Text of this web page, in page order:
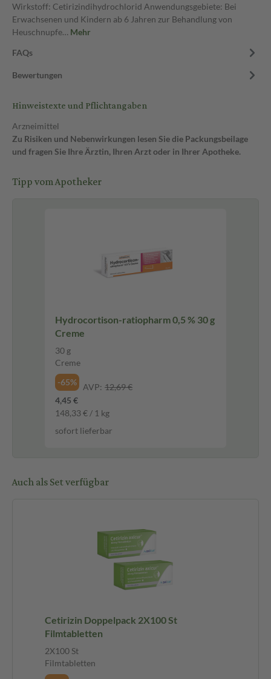
Wirkstoff: Cetirizindihydrochlorid Anwendungsgebiete: Bei
Erwachsenen und Kindern ab 6 Jahren zur Behandlung von
Heuschnupfe… Mehr
FAQs
Bewertungen
Hinweistexte und Pflichtangaben
Arzneimittel
Zu Risiken und Nebenwirkungen lesen Sie die Packungsbeilage
und fragen Sie Ihre Ärztin, Ihren Arzt oder in Ihrer Apotheke.
Tipp vom Apotheker
Hydrocortison-ratiopharm 0,5 % 30 g
Creme
30 g
Creme
-65%
AVP: 12,69 €
4,45 €
148,33 € / 1 kg
sofort lieferbar
Auch als Set verfügbar
Cetirizin Doppelpack 2X100 St
Filmtabletten
2X100 St
Filmtabletten